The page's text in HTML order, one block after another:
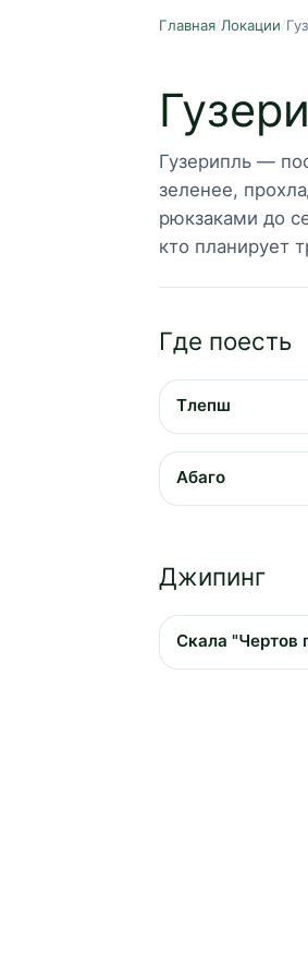
Главная/Локации/
Гузерипль —
зеленее,
рюкзаками до
кто планирует
Где поесть
Тлепш
Абаго
Джипинг
Скала "Чертов